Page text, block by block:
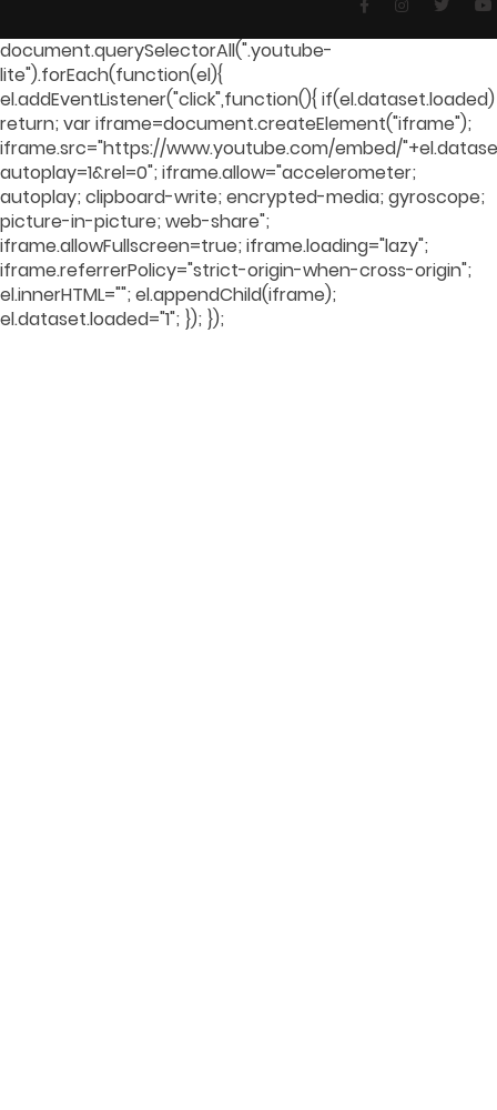
document.querySelectorAll(".youtube-
lite").forEach(function(el){
el.addEventListener("click",function(){ if(el.dataset.loaded)
return; var iframe=document.createElement("iframe");
iframe.src="https://www.youtube.com/embed/
autoplay=1&rel=0"; iframe.allow="accelerometer;
autoplay; clipboard-write; encrypted-media; gyroscope;
picture-in-picture; web-share";
iframe.allowFullscreen=true; iframe.loading="lazy";
iframe.referrerPolicy="strict-origin-when-cross-origin";
el.innerHTML=""; el.appendChild(iframe);
el.dataset.loaded="1"; }); });